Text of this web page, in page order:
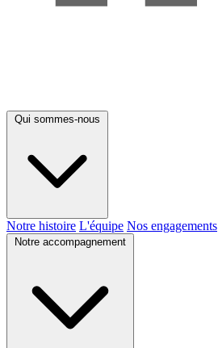
Qui sommes-nous
Notre histoire L'équipe Nos engagements
Notre accompagnement